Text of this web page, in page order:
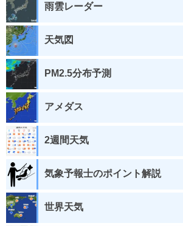
雨雲レーダー
天気図
PM2.5分布予測
アメダス
2週間天気
気象予報士のポイント解説
世界天気